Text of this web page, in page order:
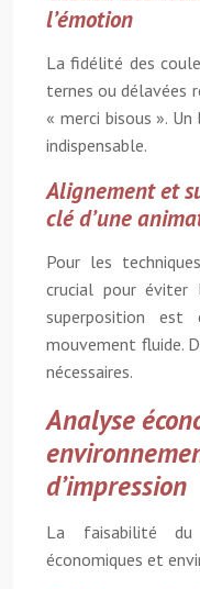
l’émotion
La fidélité des
ternes ou délavées
« merci bisous ».
indispensable.
Alignement et
clé d’une
Pour les
crucial pour éviter
superposition
mouvement fluide.
nécessaires.
Analyse
d’impression
La faisabilité
économiques et